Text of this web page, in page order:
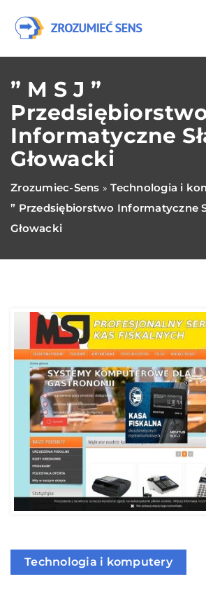
” M S J ”
Informatyczne
Głowacki
Zrozumiec-Sens »Technologia i
” Przedsiębiorstwo Informatyczne
Głowacki
Technologia i komputery